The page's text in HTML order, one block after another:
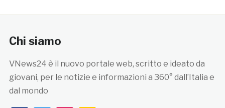
Chi siamo
VNews24 è il nuovo portale web, scritto e ideato da
giovani, per le notizie e informazioni a 360° dall’Italia e
dal mondo